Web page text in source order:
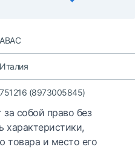
ABAC
Италия
751216 (8973005845)
собой право без
характеристики,
товара и место его